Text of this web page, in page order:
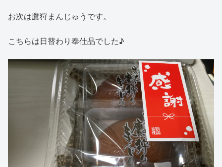
お次は鷹狩まんじゅうです。
こちらは日替わり奉仕品でした♪